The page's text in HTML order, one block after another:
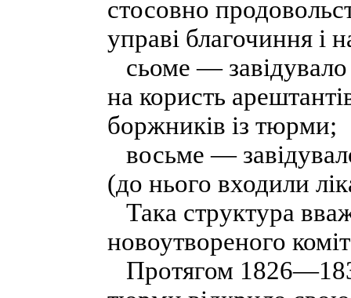
стосовно
управі благочиння і
сьоме —
на користь
боржників із тюрми;
восьме —
(до нього входили
Така структура
новоутвореного
Протягом